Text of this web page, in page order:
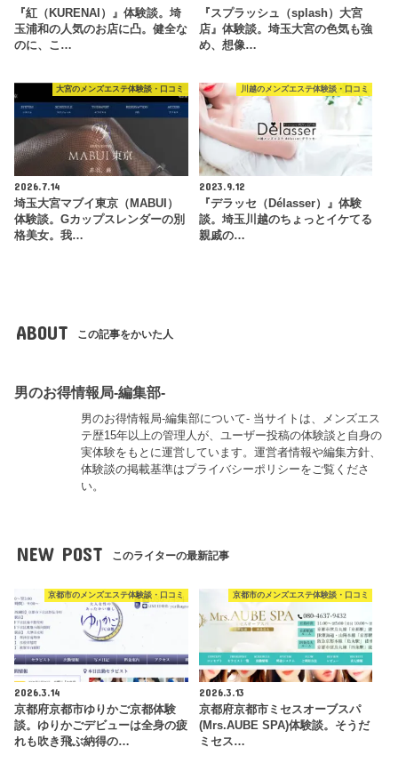
『紅（KURENAI）』体験談。埼
玉浦和の人気のお店に凸。健全な
のに、こ…
『スプラッシュ（splash）大宮
店』体験談。埼玉大宮の色気も強
め、想像…
大宮のメンズエステ体験談・口コミ
2026.7.14
埼玉大宮マブイ東京（MABUI）
体験談。Gカップスレンダーの別
格美女。我…
川越のメンズエステ体験談・口コミ
2023.9.12
『デラッセ（Délasser）』体験
談。埼玉川越のちょっとイケてる
親戚の…
ABOUT この記事をかいた人
男のお得情報局-編集部-
男のお得情報局-編集部について- 当サイトは、メンズエス
テ歴15年以上の管理人が、ユーザー投稿の体験談と自身の
実体験をもとに運営しています。運営者情報や編集方針、
体験談の掲載基準はプライバシーポリシーをご覧くださ
い。
NEW POST このライターの最新記事
京都市のメンズエステ体験談・口コミ
2026.3.14
京都府京都市ゆりかご京都体験
談。ゆりかごデビューは全身の疲
れも吹き飛ぶ納得の…
京都市のメンズエステ体験談・口コミ
2026.3.13
京都府京都市ミセスオーブスパ
(Mrs.AUBE SPA)体験談。そうだ
ミセス…